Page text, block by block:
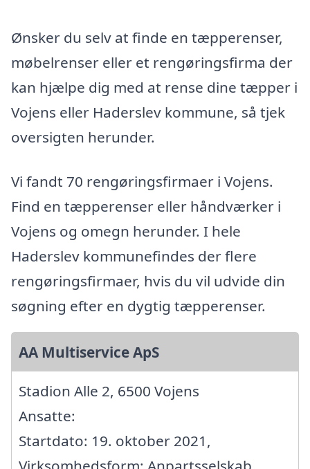
Ønsker du selv at finde en tæpperenser,
møbelrenser eller et rengøringsfirma der
kan hjælpe dig med at rense dine tæpper i
Vojens eller Haderslev kommune, så tjek
oversigten herunder.
Vi fandt 70 rengøringsfirmaer i Vojens.
Find en tæpperenser eller håndværker i
Vojens og omegn herunder. I hele
Haderslev kommunefindes der flere
rengøringsfirmaer, hvis du vil udvide din
søgning efter en dygtig tæpperenser.
AA Multiservice ApS
Stadion Alle 2, 6500 Vojens
Ansatte:
Startdato: 19. oktober 2021,